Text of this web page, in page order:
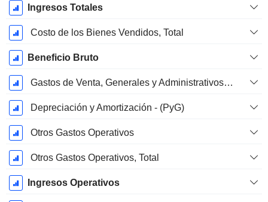
MarzoIngresos Totales
Costo de los Bienes Vendidos, Total
Beneficio Bruto
Gastos de Venta, Generales y Administrativos, Total
Depreciación y Amortización - (PyG)
Otros Gastos Operativos
Otros Gastos Operativos, Total
Ingresos Operativos